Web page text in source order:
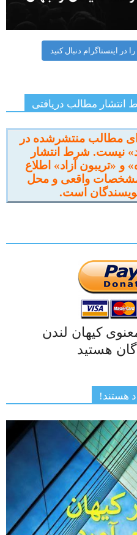
را در اینستاگرام دنبال کنید
مطالب دریافتی
مطالب منتشرشده در
نیست. شرط انتشار
«تریبون آزاد» اطلاع
واقعی و محل
است.
کیهان لندن
هستید
هستند!